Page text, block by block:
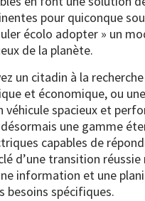
pour quiconque
écolo adopter » un
de la planète.
un citadin à la recherche
et économique, ou
véhicule spacieux et
une gamme
capables de
d’une transition réussie
information et une
besoins spécifiques.